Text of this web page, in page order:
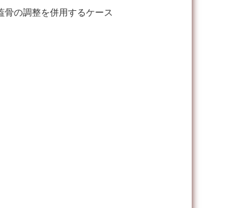
骨の調整を併用するケース